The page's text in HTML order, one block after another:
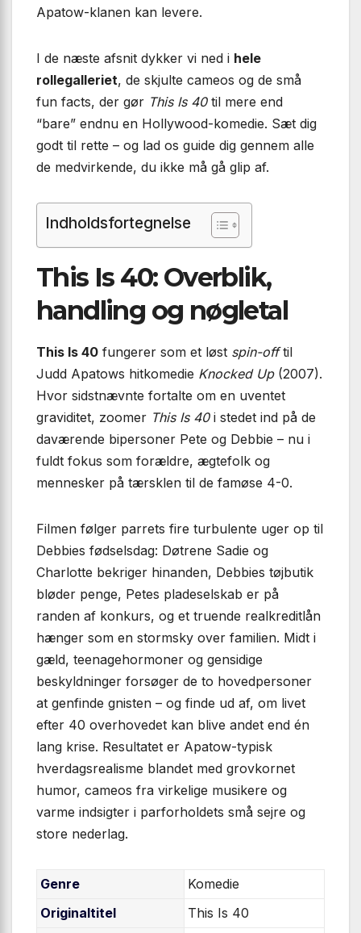
Apatow-klanen kan levere.
I de næste afsnit dykker vi ned i hele
rollegalleriet, de skjulte cameos og de små
fun facts, der gør This Is 40til mere end
“bare” endnu en Hollywood-komedie. Sæt dig
godt til rette – og lad os guide dig gennem alle
de medvirkende, du ikke må gå glip af.
Indholdsfortegnelse
This Is 40: Overblik,
handling og nøgletal
This Is 40 fungerer som et løst spin-offtil
Judd Apatows hitkomedie Knocked Up(2007).
Hvor sidstnævnte fortalte om en uventet
graviditet, zoomer This Is 40i stedet ind på de
daværende bipersoner Pete og Debbie – nu i
fuldt fokus som forældre, ægtefolk og
mennesker på tærsklen til de famøse 4-0.
Filmen følger parrets fire turbulente uger op til
Debbies fødselsdag: Døtrene Sadie og
Charlotte bekriger hinanden, Debbies tøjbutik
bløder penge, Petes pladeselskab er på
randen af konkurs, og et truende realkreditlån
hænger som en stormsky over familien. Midt i
gæld, teenagehormoner og gensidige
beskyldninger forsøger de to hovedpersoner
at genfinde gnisten – og finde ud af, om livet
efter 40 overhovedet kan blive andet end én
lang krise. Resultatet er Apatow-typisk
hverdagsrealisme blandet med grovkornet
humor, cameos fra virkelige musikere og
varme indsigter i parforholdets små sejre og
store nederlag.
Genre
Komedie
Originaltitel
This Is 40